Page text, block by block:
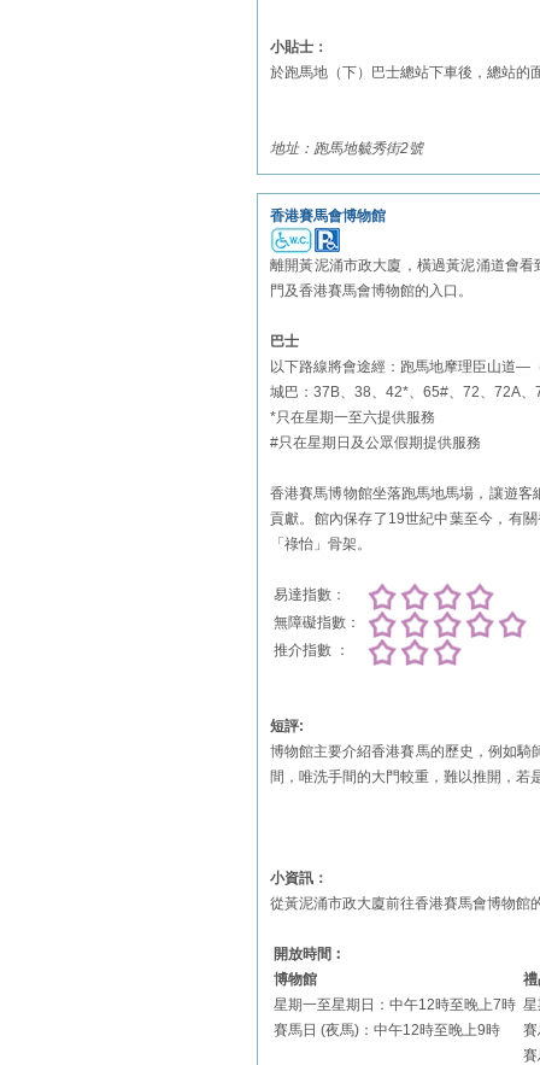
小貼士：
於跑馬地（下）巴士總站下車後，總站的
地址：跑馬地毓秀街2號
香港賽馬會博物館
離開黃泥涌市政大廈，橫過黃泥涌道會
門及香港賽馬會博物館的入口。
巴士
以下路線將會途經：跑馬地摩理臣山道—
城巴：37B、38、42*、65#、72、72A
*只在星期一至六提供服務
#只在星期日及公眾假期提供服務
香港賽馬博物館坐落跑馬地馬場，讓遊
貢獻。館內保存了19世紀中葉至今，有
「祿怡」骨架。
易達指數：
無障礙指數：
推介指數 ：
短評:
博物館主要介紹香港賽馬的歷史，例如
間，唯洗手間的大門較重，難以推開，若
小資訊：
從黃泥涌市政大廈前往香港賽馬會博物館
開放時間︰
博物館
星期一至星期日：中午12時至晚上7時
賽馬日 (夜馬)：中午12時至晚上9時